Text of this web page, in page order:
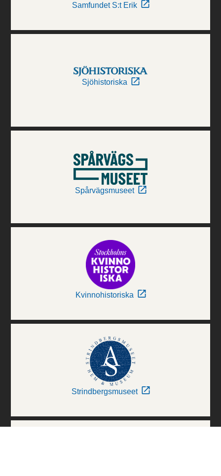
Samfundet S:t Erik
Sjöhistoriska
Spårvägsmuseet
Kvinnohistoriska
Strindbergsmuseet